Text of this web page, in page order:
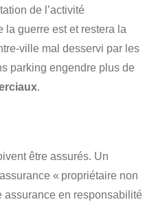
de l’activité
la guerre est et restera la
ville mal desservi par les
parking engendre plus de
.
être assurés. Un
« propriétaire non
assurance en responsabilité